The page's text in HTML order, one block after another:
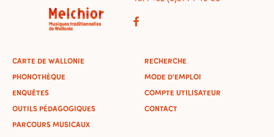
CARTE DE WALLONIE
PHONOTHÈQUE
ENQUÊTES
OUTILS PÉDAGOGIQUES
PARCOURS MUSICAUX
RECHERCHE
MODE D'EMPLOI
COMPTE UTILISATEUR
CONTACT